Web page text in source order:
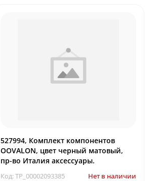
527994, Комплект компонентов
OOVALON, цвет черный матовый,
пр-во Италия аксессуары.
Код: TP_00002093385 Нет в наличии